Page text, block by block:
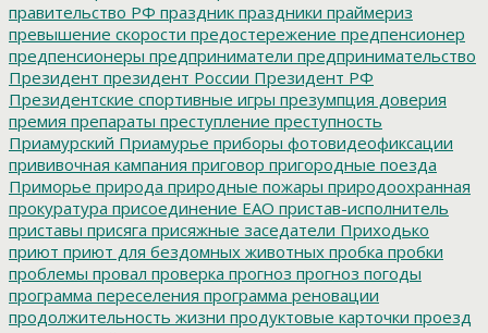
правительство РФ праздник праздники праймериз
превышение скорости предостережение предпенсионер
предпенсионеры предприниматели предпринимательство
Президент президент России Президент РФ
Президентские спортивные игры презумпция доверия
премия препараты преступление преступность
Приамурский Приамурье приборы фотовидеофиксации
прививочная кампания приговор пригородные поезда
Приморье природа природные пожары природоохранная
прокуратура присоединение ЕАО пристав-исполнитель
приставы присяга присяжные заседатели Приходько
приют приют для бездомных животных пробка пробки
проблемы провал проверка прогноз прогноз погоды
программа переселения программа реновации
продолжительность жизни продуктовые карточки проезд